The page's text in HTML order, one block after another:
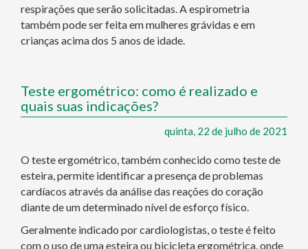
respirações que serão solicitadas. A espirometria
também pode ser feita em mulheres grávidas e em
crianças acima dos 5 anos de idade.
Teste ergométrico: como é realizado e
quais suas indicações?
quinta, 22 de julho de 2021
O teste ergométrico, também conhecido como teste de
esteira, permite identificar a presença de problemas
cardíacos através da análise das reações do coração
diante de um determinado nível de esforço físico.
Geralmente indicado por cardiologistas, o teste é feito
com o uso de uma esteira ou bicicleta ergométrica, onde